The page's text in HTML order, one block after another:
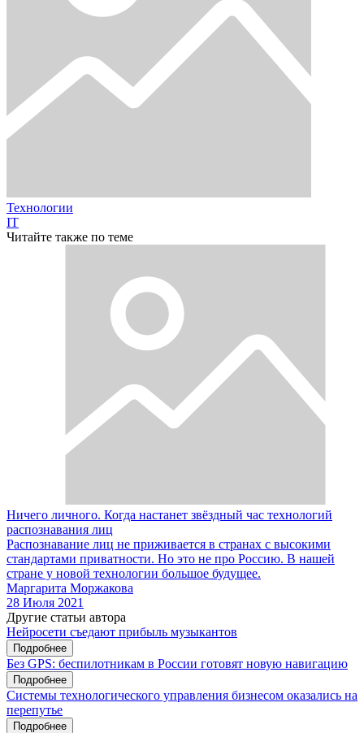
Технологии
IT
Читайте также по теме
Ничего личного. Когда настанет звёздный час технологий
распознавания лиц
Распознавание лиц не приживается в странах с высокими
стандартами приватности. Но это не про Россию. В нашей
стране у новой технологии большое будущее.
Маргарита Моржакова
28 Июля 2021
Другие статьи автора
Нейросети съедают прибыль музыкантов
Подробнее
Без GPS: беспилотникам в России готовят новую навигацию
Подробнее
Системы технологического управления бизнесом оказались на
перепутье
Подробнее